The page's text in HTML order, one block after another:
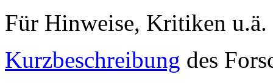
Für Hinweise, Kritiken
Kurzbeschreibung des